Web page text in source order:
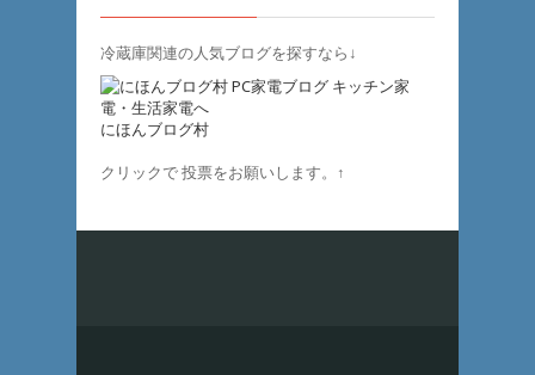
冷蔵庫関連の人気ブログを探すなら↓
にほんブログ村
クリックで 投票をお願いします。↑